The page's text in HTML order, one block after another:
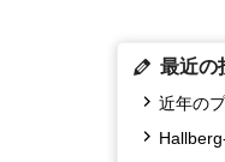
最近の
近年の